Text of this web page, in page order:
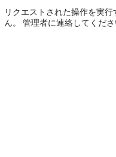
リクエストされた操作を実
ん。 管理者に連絡してくださ